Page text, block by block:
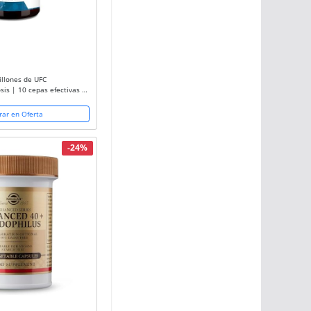
de UFC
| 10 cepas efectivas y
intestinal...
en Oferta
-24%